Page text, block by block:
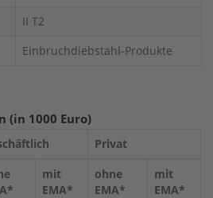
II T2
Einbruchdiebstahl-Produkte
(in 1000 Euro)
Privat
mit
EMA*
ohne
EMA*
mit
EMA*